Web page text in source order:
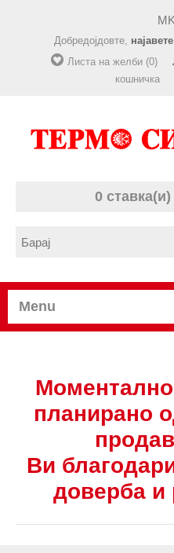
Добредојдовте,
Листа на желби (0)
кошничка
0
Menu
планирано
Ви
доверба и